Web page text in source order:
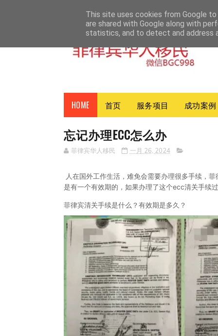
ABOUT CONTACT
HOME 首页 服务项目 成功案例
忘记办理ECC怎么办
菲律宾华人移民 一月 26, 2024
人在国外工作生活，难免会需要办理很多手续，
是有一个有效期的，如果办理了这个ecc清关手续
菲律宾清关手续是什么？有效期是多久？
This site uses cookies from Google
are shared with Google along with
statistics, and to detect and address